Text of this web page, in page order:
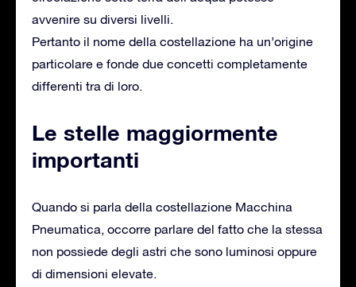
avvenire su diversi livelli.
Pertanto il nome della costellazione ha un’origine
particolare e fonde due concetti completamente
differenti tra di loro.
Le stelle maggiormente
importanti
Quando si parla della costellazione Macchina
Pneumatica, occorre parlare del fatto che la stessa
non possiede degli astri che sono luminosi oppure
di dimensioni elevate.